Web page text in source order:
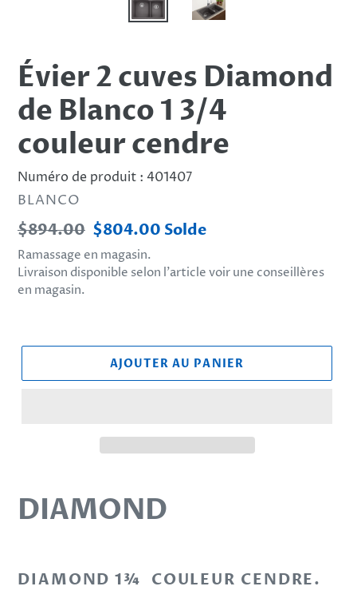
Évier 2 cuves Diamond
de Blanco 1 3/4
couleur cendre
Numéro de produit : 401407
DISTRIBUTEUR
BLANCO
Prix
normal
$894.00 Prix
réduit
$804.00 Solde
Ramassage en magasin.
Livraison disponible selon l’article voir une conseillères
en magasin.
AJOUTER AU PANIER
d'un
produit
DIAMOND
DIAMOND 1¾ COULEUR CENDRE.